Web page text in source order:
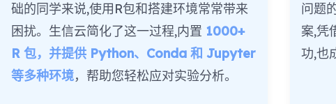
础的同学来说,使用R包和搭建环境常常带来
困扰。生信云简化了这一过程,内置 1000+
R 包，并提供 Python、Conda 和 Jupyter
等多种环境，帮助您轻松应对实验分析。
问题
案,凭
功,也